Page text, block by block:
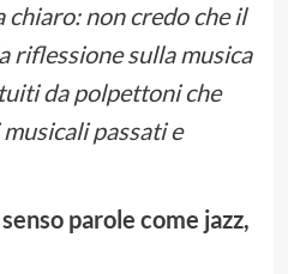
chiaro: non credo che il
riflessione sulla musica
da polpettoni che
passati e
parole come jazz,